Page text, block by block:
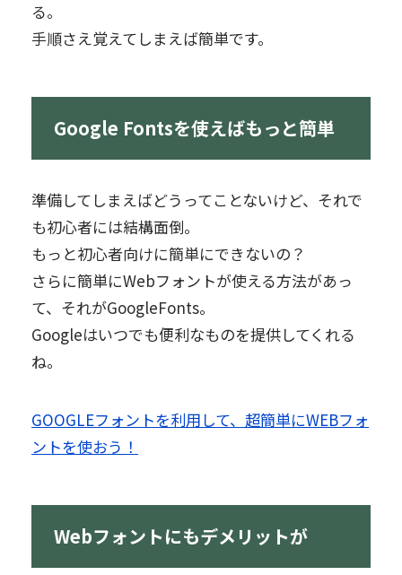
る。
手順さえ覚えてしまえば簡単です。
Google Fontsを使えばもっと簡単
準備してしまえばどうってことないけど、それで
も初心者には結構面倒。
もっと初心者向けに簡単にできないの？
さらに簡単にWebフォントが使える方法があっ
て、それがGoogleFonts。
Googleはいつでも便利なものを提供してくれる
ね。
GOOGLEフォントを利用して、超簡単にWEBフォ
ントを使おう！
Webフォントにもデメリットが